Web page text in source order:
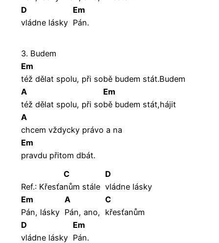
D
vládne lásky
Em
Pán.
3. Budem
Em
též dělat spolu, při sobě budem stát.Budem
A
též dělat spolu, při so
Em
bě budem stát,hájit
A
chcem vždycky právo a na
Em
pravdu přitom dbát.
Ref.: Křesťa
C
nům stále
D
vládne lásky
Em
Pán, lásky
A
Pán, ano,
C
křesťanům
D
vládne lásky
Em
Pán.